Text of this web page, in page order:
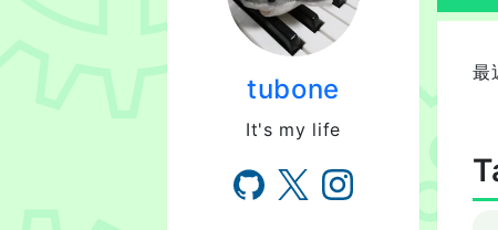
tubone
It's my life
最